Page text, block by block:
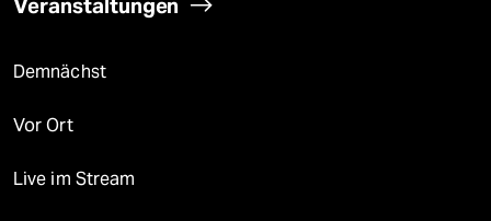
Veranstaltungen
Demnächst
Vor Ort
Live im Stream